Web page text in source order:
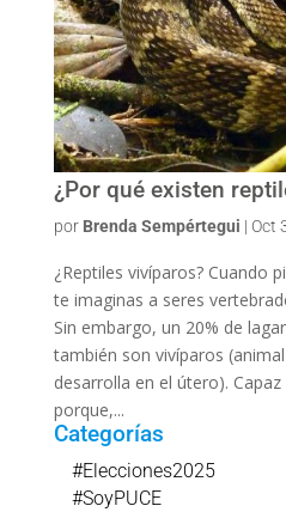
¿Por qué existen
por Brenda Sempértegui | Oct
¿Reptiles vivíparos? Cuando
te imaginas a seres
Sin embargo, un 20% de
también son vivíparos
desarrolla en el útero).
porque,...
Categorías
#Elecciones2025
#SoyPUCE